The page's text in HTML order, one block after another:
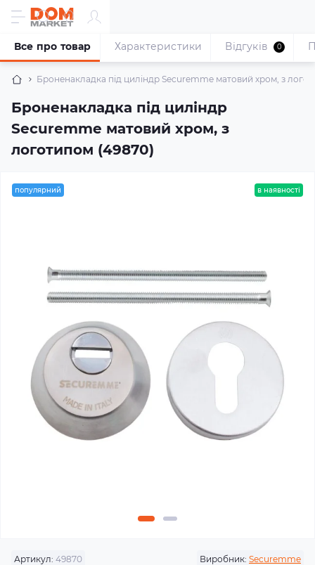
Броненакладка під циліндр Securemme матовий хром, з
Броненакладка під циліндр
Securemme матовий хром, з
логотипом (49870)
Все про товар Характеристики Відгуків 0
популярний в наявності
Артикул: 49870 Виробник: Securemme